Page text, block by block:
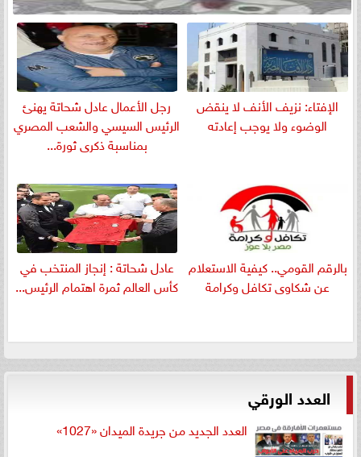
الإفتاء: نزيف الأنف لا ينقض
الوضوء ولا يوجب إعادته
رجل الأعمال عادل شحاتة يهنئ
الرئيس السيسي والشعب المصري
بمناسبة ذكرى ثورة...
بالرقم القومي.. كيفية الاستعلام
عن شكاوى تكافل وكرامة
عادل شحاتة : إنجاز المنتخب في
كأس العالم ثمرة اهتمام الرئيس...
العدد الورقي
العدد الجديد من جريدة الميدان «1027»